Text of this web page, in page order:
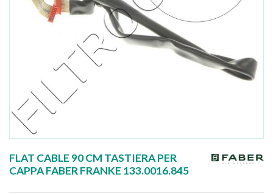
FLAT CABLE 90 CM TASTIERA PER
CAPPA FABER FRANKE 133.0016.845